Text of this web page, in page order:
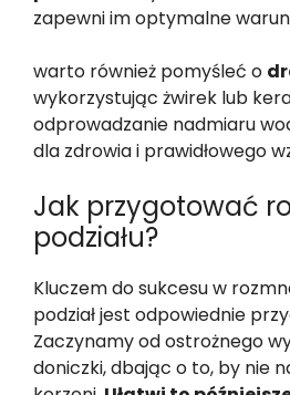
zapewni im optymalne
warto również pomyśleć o
wykorzystując żwirek lub
odprowadzanie nadmiaru
dla zdrowia i prawidłowego
Jak przygotować
podziału?
Kluczem do sukcesu w
podział jest odpowiednie
Zaczynamy od ostrożnego
doniczki, dbając o to, by nie